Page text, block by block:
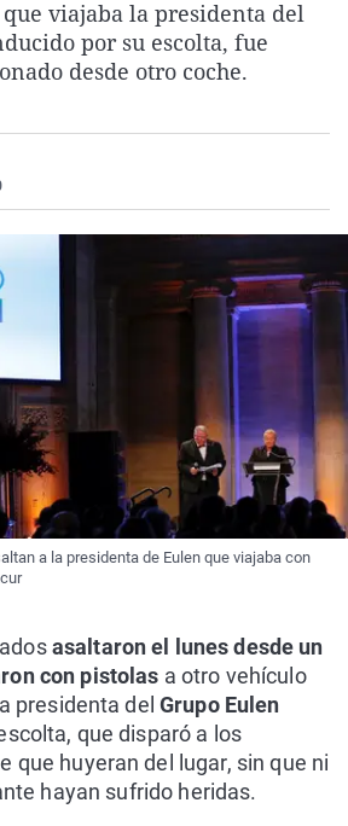
La rosa de los vientos
Gente viajera
Caso
Retornados
Extremadura
Galicia
Virales
Televisión
viajaba la presidenta del
por su escolta, fue
desde otro coche.
a la presidenta de Eulen que viajaba con
asaltaron el lunes desde un
con pistolas a otro vehículo
presidenta del Grupo Eulen
que disparó a los
que huyeran del lugar, sin que ni
hayan sufrido heridas.